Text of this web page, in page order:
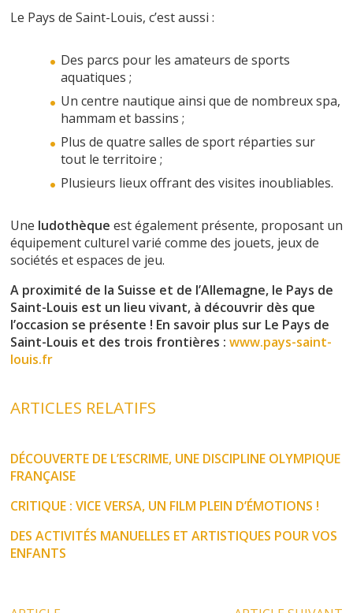
Le Pays de Saint-Louis, c’est aussi :
Des parcs pour les amateurs de sports
aquatiques ;
Un centre nautique ainsi que de nombreux spa,
hammam et bassins ;
Plus de quatre salles de sport réparties sur
tout le territoire ;
Plusieurs lieux offrant des visites inoubliables.
Une ludothèque est également présente, proposant un
équipement culturel varié comme des jouets, jeux de
sociétés et espaces de jeu.
A proximité de la Suisse et de l’Allemagne, le Pays de
Saint-Louis est un lieu vivant, à découvrir dès que
l’occasion se présente ! En savoir plus sur Le Pays de
Saint-Louis et des trois frontières : www.pays-saint-
louis.fr
ARTICLES RELATIFS
DÉCOUVERTE DE L’ESCRIME, UNE DISCIPLINE OLYMPIQUE
FRANÇAISE
CRITIQUE : VICE VERSA, UN FILM PLEIN D’ÉMOTIONS !
DES ACTIVITÉS MANUELLES ET ARTISTIQUES POUR VOS
ENFANTS